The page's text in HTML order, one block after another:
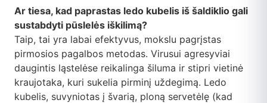
Ar tiesa, kad paprastas ledo kubelis iš šaldiklio gali
sustabdyti pūslelės iškilimą?
Taip, tai yra labai efektyvus, mokslu pagrįstas
pirmosios pagalbos metodas. Virusui agresyviai
daugintis ląstelėse reikalinga šiluma ir stipri vietinė
kraujotaka, kuri sukelia pirminį uždegimą. Ledo
kubelis, suvyniotas į švarią, ploną servetėlę (kad